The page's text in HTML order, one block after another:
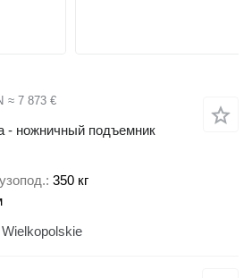
≈ 7 873 €
- ножничный подъемник
350 кг